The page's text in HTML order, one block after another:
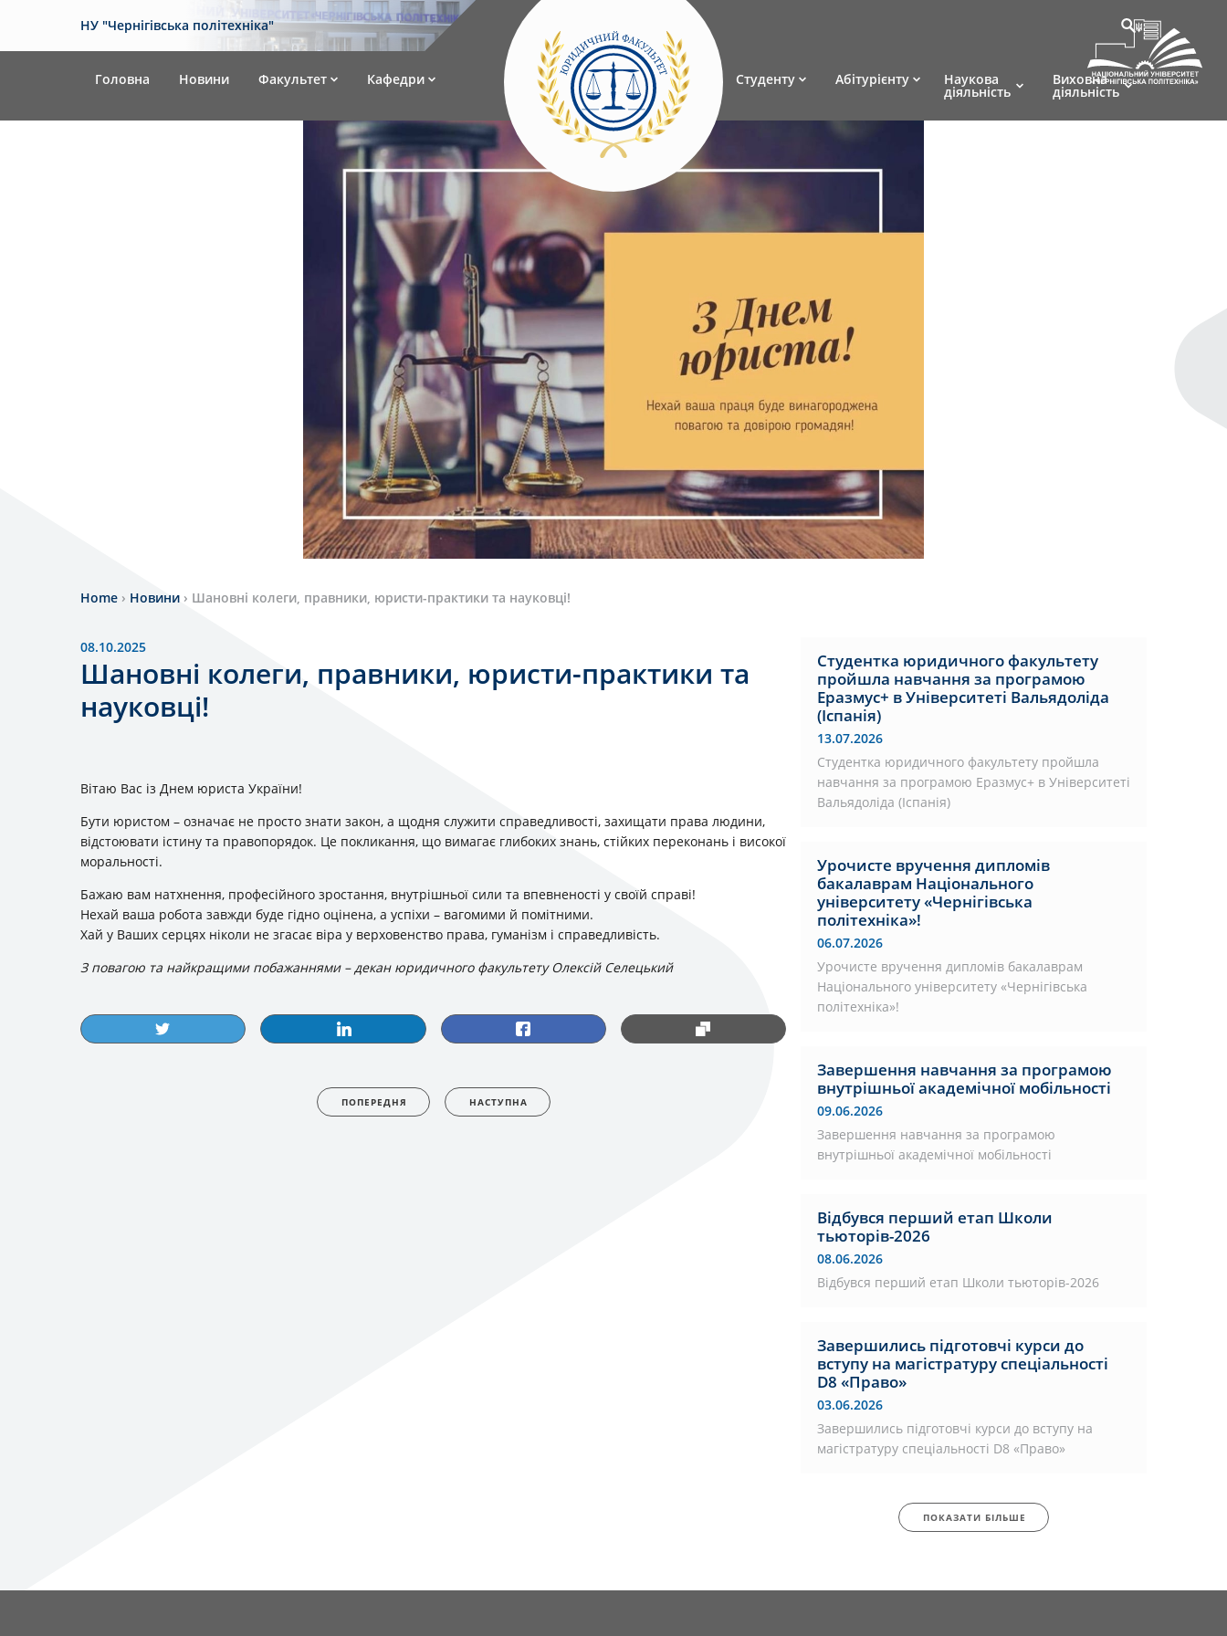
НУ "Чернігівська політехніка"
Головна Новини Факультет Кафедри Студенту Абітурієнту Наукова
діяльність
Виховна
діяльність
Home › Новини › Шановні колеги, правники, юристи-практики та науковці!
08.10.2025
Шановні колеги, правники, юристи-практики та
науковці!
Вітаю Вас із Днем юриста України!
Бути юристом – означає не просто знати закон, а щодня служити справедливості, захищати права людини,
відстоювати істину та правопорядок. Це покликання, що вимагає глибоких знань, стійких переконань і високої
моральності.
Бажаю вам натхнення, професійного зростання, внутрішньої сили та впевненості у своїй справі!
Нехай ваша робота завжди буде гідно оцінена, а успіхи – вагомими й помітними.
Хай у Ваших серцях ніколи не згасає віра у верховенство права, гуманізм і справедливість.
З повагою та найкращими побажаннями – декан юридичного факультету Олексій Селецький
ПОПЕРЕДНЯ НАСТУПНА
Студентка юридичного факультету
пройшла навчання за програмою
Еразмус+ в Університеті Вальядоліда
(Іспанія)
13.07.2026
Студентка юридичного факультету пройшла
навчання за програмою Еразмус+ в Університеті
Вальядоліда (Іспанія)
Урочисте вручення дипломів
бакалаврам Національного
університету «Чернігівська
політехніка»!
06.07.2026
Урочисте вручення дипломів бакалаврам
Національного університету «Чернігівська
політехніка»!
Завершення навчання за програмою
внутрішньої академічної мобільності
09.06.2026
Завершення навчання за програмою
внутрішньої академічної мобільності
Відбувся перший етап Школи
тьюторів-2026
08.06.2026
Відбувся перший етап Школи тьюторів-2026
Завершились підготовчі курси до
вступу на магістратуру спеціальності
D8 «Право»
03.06.2026
Завершились підготовчі курси до вступу на
магістратуру спеціальності D8 «Право»
ПОКАЗАТИ БІЛЬШЕ